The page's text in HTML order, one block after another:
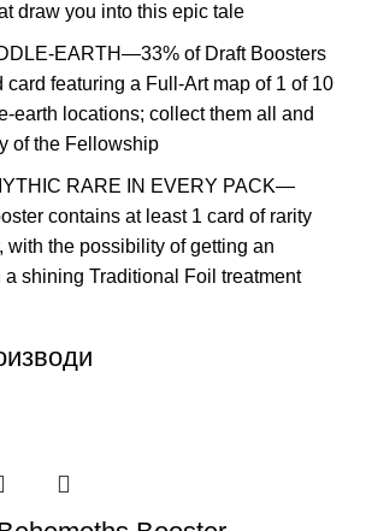
draw you into this epic tale
EARTH—33% of Draft Boosters
card featuring a Full-Art map of 1 of 10
earth locations; collect them all and
of the Fellowship
RARE IN EVERY PACK—
contains at least 1 card of rarity
with the possibility of getting an
shining Traditional Foil treatment